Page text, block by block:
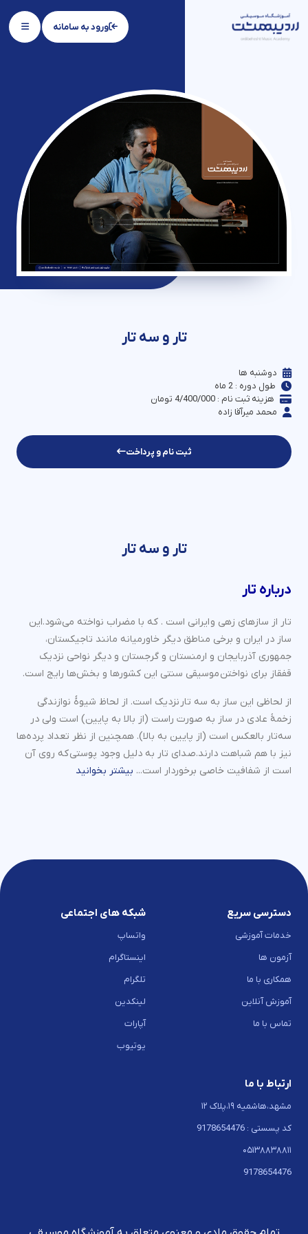
ورود به سامانه
تار و سه تار
دوشنبه ها
طول دوره : 2 ماه
هزینه ثبت نام : 4/400/000 تومان
محمد میرآقا زاده
ثبت نام و پرداخت
تار و سه تار
درباره تار
تار از سازهای زهی و ایرانی است . که با مضراب نواخته می‌شود.این
ساز در ایران و برخی مناطق دیگر خاورمیانه مانند تاجیکستان،
جمهوری آذربایجان و ارمنستان و گرجستان و دیگر نواحی نزدیک
قفقاز برای نواختن موسیقی سنتی این کشورها و بخش‌ها رایج است.
از لحاظی این ساز به سه تار نزدیک است. از لحاظ شیوهٔ نوازندگی
زخمهٔ عادی در ساز به صورت راست (از بالا به پایین) است ولی در
سه‌تار بالعکس است (از پایین به بالا). همچنین از نظر تعداد پرده‌ها
نیز با هم شباهت دارند.صدای تار به دلیل وجود پوستی که روی آن
است از شفافیت خاصی برخوردار است... بیشتر بخوانید
دسترسی سریع
خدمات آموزشی
آزمون ها
همکاری با ما
آموزش آنلاین
تماس با ما
شبکه های اجتماعی
واتساپ
اینستاگرام
تلگرام
لینکدین
آپارات
یوتیوب
ارتباط با ما
مشهد،هاشمیه ۱۹،پلاک ۱۲
کد پسستی : 9178654476
۰۵۱۳۸۸۳۸۸۱۱
9178654476